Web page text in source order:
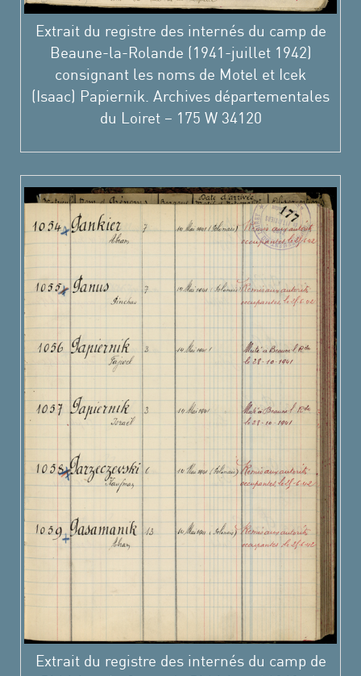
Extrait du registre des internés du camp de
Beaune-la-Rolande (1941-juillet 1942)
consignant les noms de Motel et Icek
(Isaac) Papiernik. Archives départementales
du Loiret – 175 W 34120
Extrait du registre des internés du camp de